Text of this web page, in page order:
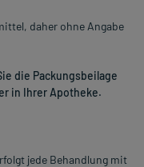
daher ohne Angabe
die Packungsbeilage
in Ihrer Apotheke.
jede Behandlung mit